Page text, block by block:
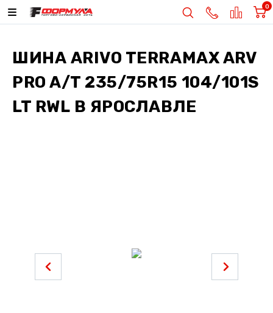
0
ШИНА ARIVO TERRAMAX ARV
PRO A/T 235/75R15 104/101S
LT RWL В ЯРОСЛАВЛЕ